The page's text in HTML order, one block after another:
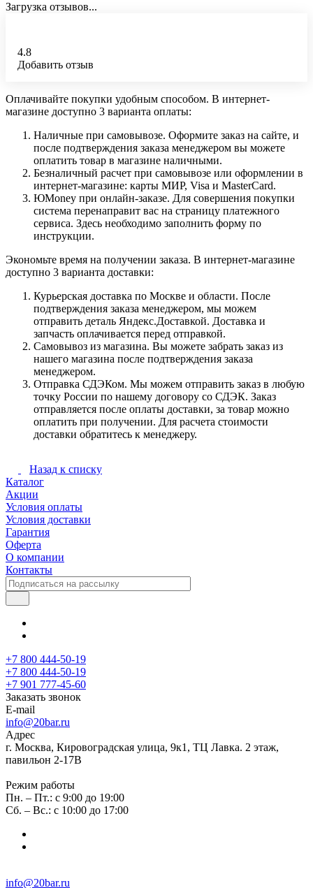
Загрузка отзывов...
4.8
Добавить отзыв
Оплачивайте покупки удобным способом. В интернет-
магазине доступно 3 варианта оплаты:
Наличные при самовывозе. Оформите заказ на сайте, и
после подтверждения заказа менеджером вы можете
оплатить товар в магазине наличными.
Безналичный расчет при самовывозе или оформлении в
интернет-магазине: карты МИР, Visa и MasterCard.
ЮMoney при онлайн-заказе. Для совершения покупки
система перенаправит вас на страницу платежного
сервиса. Здесь необходимо заполнить форму по
инструкции.
Экономьте время на получении заказа. В интернет-магазине
доступно 3 варианта доставки:
Курьерская доставка по Москве и области. После
подтверждения заказа менеджером, мы можем
отправить деталь Яндекс.Доставкой. Доставка и
запчасть оплачивается перед отправкой.
Самовывоз из магазина. Вы можете забрать заказ из
нашего магазина после подтверждения заказа
менеджером.
Отправка СДЭКом. Мы можем отправить заказ в любую
точку России по нашему договору со СДЭК. Заказ
отправляется после оплаты доставки, за товар можно
оплатить при получении. Для расчета стоимости
доставки обратитесь к менеджеру.
Назад к списку
Каталог
Акции
Условия оплаты
Условия доставки
Гарантия
Оферта
О компании
Контакты
+7 800 444-50-19
+7 800 444-50-19
+7 901 777-45-60
Заказать звонок
E-mail
info@20bar.ru
Адрес
г. Москва, Кировоградская улица, 9к1, ТЦ Лавка. 2 этаж,
павильон 2-17В
Режим работы
Пн. – Пт.: с 9:00 до 19:00
Сб. – Вс.: с 10:00 до 17:00
info@20bar.ru